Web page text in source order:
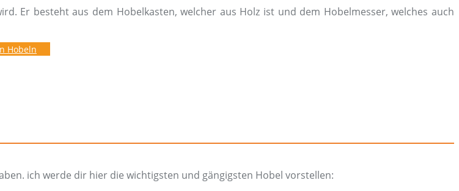
Er besteht aus dem Hobelkasten, welcher aus Holz ist und dem Hobelmesser, welches auch
Hobeln
ich werde dir hier die wichtigsten und gängigsten Hobel vorstellen: